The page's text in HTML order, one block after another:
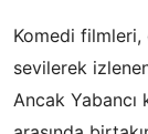
Komedi
sevilerek
Ancak